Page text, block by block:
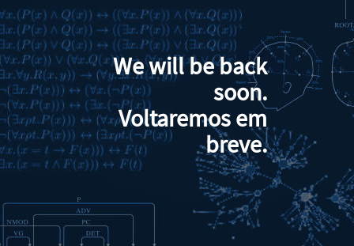
We will be back
soon.
Voltaremos em
breve.